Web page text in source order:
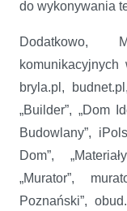
do wykonywania
Dodatkowo,
bryla.pl,
„Builder”, „Dom
Budowlany”,
Dom”,
„Murator”,
Poznański”,